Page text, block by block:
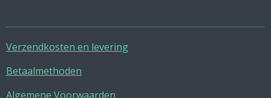
Verzendkosten en levering
Betaalmethoden
Algemene Voorwaarden